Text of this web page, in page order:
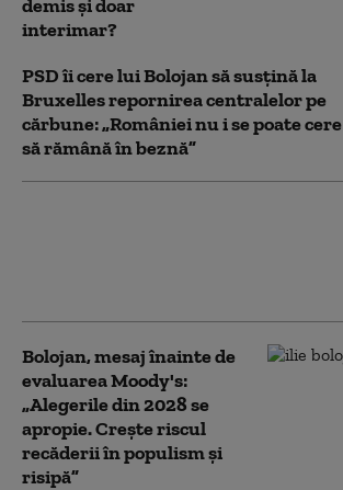
demis și doar
interimar?
PSD îi cere lui Bolojan să susțină la
Bruxelles repornirea centralelor pe
cărbune: „României nu i se poate cere
să rămână în beznă”
Bolojan, mesaj înainte de
evaluarea Moody's:
„Alegerile din 2028 se
apropie. Crește riscul
recăderii în populism și
risipă”